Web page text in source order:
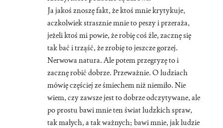
Ja jakoś znoszę fakt, że ktoś mnie krytykuje,
aczkolwiek strasznie mnie to peszy i przeraża,
jeżeli ktoś mi powie, że robię coś źle, zacznę się
tak bać i trząść, że zrobię to jeszcze gorzej.
Nerwowa natura. Ale potem przegryzę to i
zacznę robić dobrze. Przeważnie. O ludziach
mówię częściej ze śmiechem niż niemiło. Nie
wiem, czy zawsze jest to dobrze odczytywane, ale
po prostu bawi mnie ten świat ludzkich spraw,
tak małych, a tak ważnych; bawi mnie, jak ludzie